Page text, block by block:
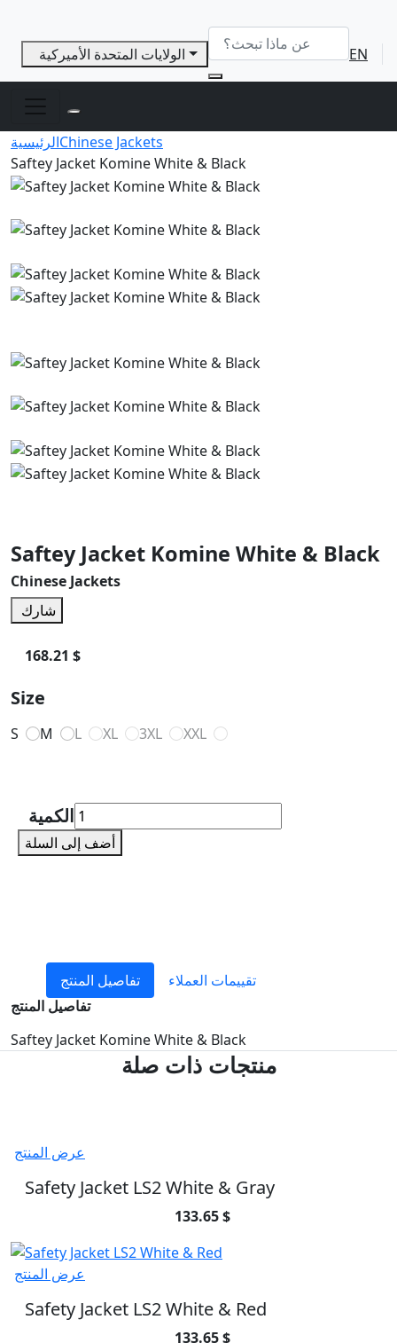
EN
الرئيسيةChinese Jackets
Saftey Jacket Komine White & Black
Saftey Jacket Komine White & Black
Chinese Jackets
شارك
168.21 $
Size
S M L XL 3XL XXL
الكمية
أضف إلى السلة
تفاصيل المنتج
تقييمات العملاء
تفاصيل المنتج
Saftey Jacket Komine White & Black
منتجات ذات صلة
عرض المنتج
Safety Jacket LS2 White & Gray
133.65 $
عرض المنتج
Safety Jacket LS2 White & Red
133.65 $